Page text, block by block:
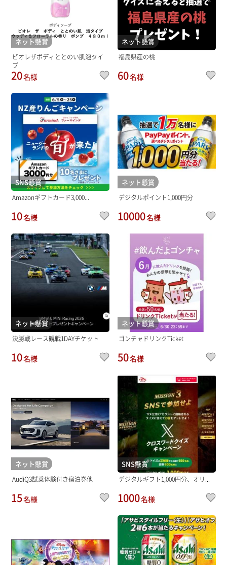
ネット懸賞
ビオレザボディととのい肌泡タイ
プ
20名様
ネット懸賞
福島県産の桃
60名様
SNS懸賞
Amazonギフトカード3,000...
10名様
ネット懸賞
デジタルポイント1,000円分
10000名様
ネット懸賞
決勝戦レース観戦1DAYチケット
10名様
ネット懸賞
ゴンチャドリンクTicket
50名様
ネット懸賞
AudiQ3試乗体験付き宿泊券他
15名様
SNS懸賞
デジタルギフト1,000円分、オリ...
1000名様